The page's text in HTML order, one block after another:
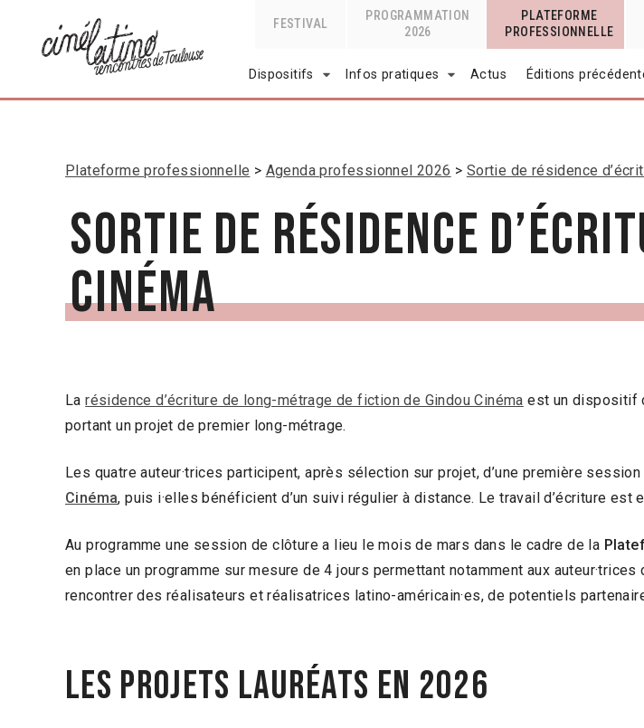
FESTIVAL
PROGRAMMATION
2026
PLATEFORME
PROFESSIONNELLE
Dispositifs Infos pratiques Actus Éditions
Plateforme professionnelle Agenda professionnel 2026 Sortie de résidence
Sortie de résidence
Cinéma
Larésidence d’écriture de long-métrage de fiction de Gindou Cinéma est un dispositif
portant un projet de premier long-métrage.
Les quatre auteur·trices participent, après sélection sur projet, d’une première
Cinéma, puis i·elles bénéficient d’un suivi régulier à distance. Le travail d’écriture est
Au programme une session de clôture a lieu le mois de mars dans le cadre de la
en place un programme sur mesure de 4 jours permettant notamment aux
rencontrer des réalisateurs et réalisatrices latino-américain·es, de potentiels
Les projets lauréats en 2026